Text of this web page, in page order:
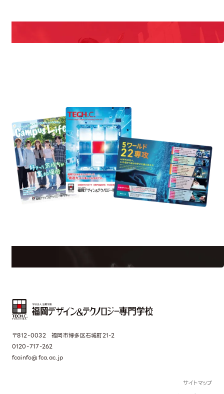
Information
〒812-0032 福岡市博多区石城町21-2
0120-717-262
fcainfo@fca.ac.jp
サイトマップ